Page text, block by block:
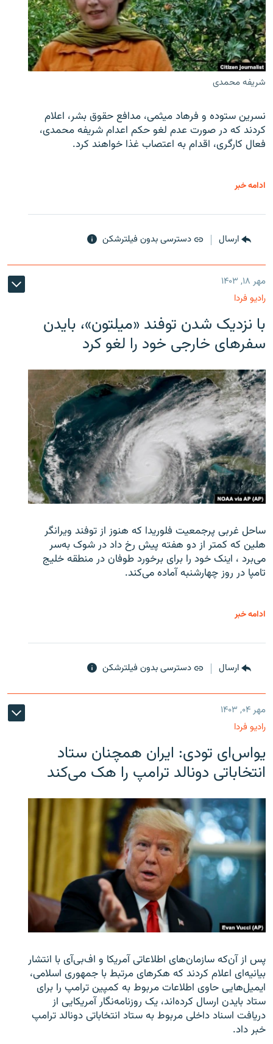
شریفه محمدی
نسرین ستوده و فرهاد میثمی، مدافع حقوق بشر، اعلام
کردند که در صورت عدم لغو حکم اعدام شریفه محمدی،
فعال کارگری، اقدام به اعتصاب غذا خواهند کرد.
ادامه خبر
ارسال دسترسی بدون فیلترشکن
مهر ۱۸, ۱۴۰۳
رادیو فردا
با نزدیک شدن توفند «میلتون»، بایدن
سفرهای خارجی خود را لغو کرد
ساحل غربی پرجمعیت فلوریدا که هنوز از توفند ویرانگر
هلین که کمتر از دو هفته پیش رخ داد در شوک به‌سر
می‌برد ، اینک خود را برای برخورد طوفان در منطقه خلیج
تامپا در روز چهارشنبه آماده می‌کند.
ادامه خبر
ارسال دسترسی بدون فیلترشکن
مهر ۰۴, ۱۴۰۳
رادیو فردا
یو‌اس‌ای تودی: ایران همچنان ستاد
انتخاباتی دونالد ترامپ را هک می‌کند
پس از آن‌که سازمان‌های اطلاعاتی آمریکا و اف‌بی‌آی با انتشار
بیانیه‌ای اعلام کردند که هکرهای مرتبط با جمهوری اسلامی،
ایمیل‌هایی حاوی اطلاعات مربوط به کمپین ترامپ را برای
ستاد بایدن ارسال کرده‌اند، یک روزنامه‌نگار آمریکایی از
دریافت اسناد داخلی مربوط به ستاد انتخاباتی دونالد ترامپ
خبر داد.